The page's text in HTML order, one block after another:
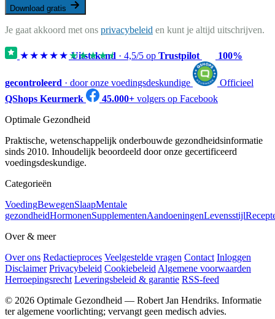
Download gratis
Je gaat akkoord met ons privacybeleid en kunt je altijd uitschrijven.
★★★★★★★★★★
Uitstekend · 4,5/5 op Trustpilot 100%
gecontroleerd · door onze voedingsdeskundige
Officieel
QShops Keurmerk
45.000+ volgers op Facebook
Optimale Gezondheid
Praktische, wetenschappelijk onderbouwde gezondheidsinformatie
sinds 2010. Inhoudelijk beoordeeld door onze gecertificeerd
voedingsdeskundige.
Categorieën
VoedingBewegenSlaapMentale
gezondheidHormonenSupplementenAandoeningenLevensstijl
Over & meer
Over ons Redactieproces Veelgestelde vragen Contact Inloggen
Disclaimer Privacybeleid Cookiebeleid Algemene voorwaarden
Herroepingsrecht Leveringsbeleid & garantie RSS-feed
© 2026 Optimale Gezondheid — Robert Jan Hendriks. Informatie
ter algemene voorlichting; vervangt geen medisch advies.